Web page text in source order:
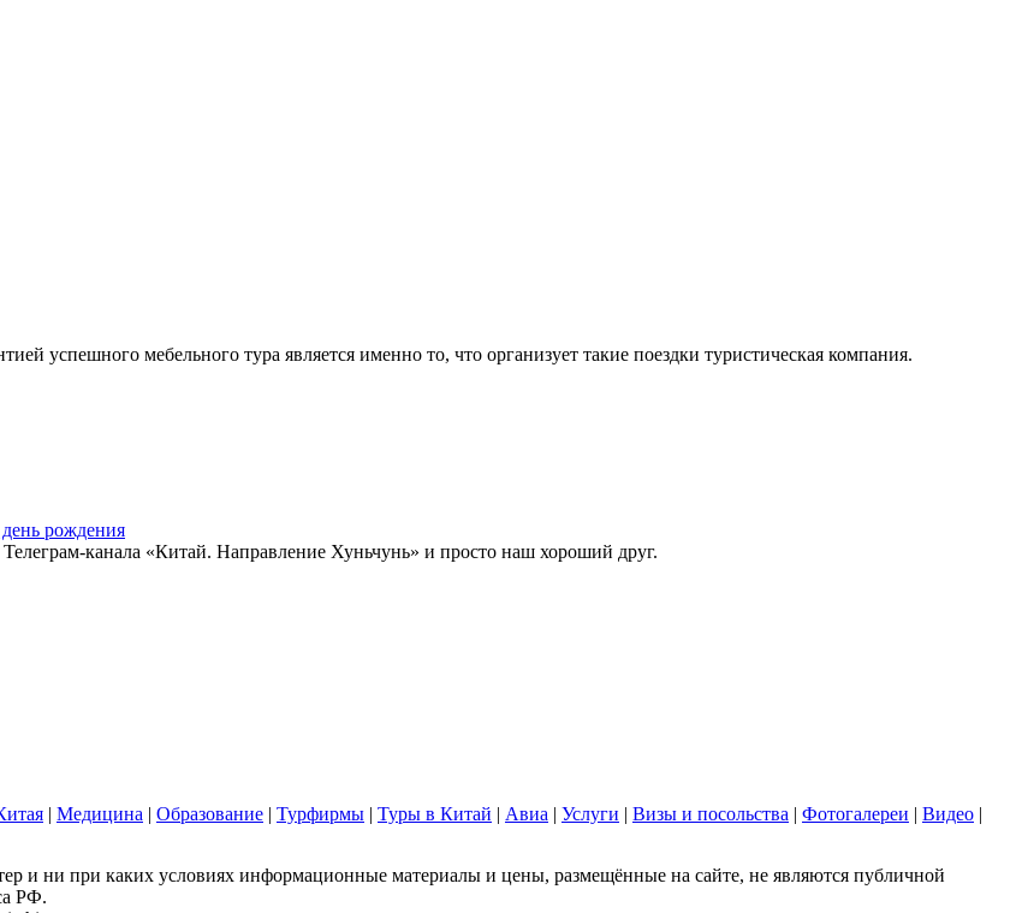
успешного мебельного тура является именно то, что организует такие поездки туристическая компания.
рождения
канала «Китай. Направление Хуньчунь» и просто наш хороший друг.
| Медицина | Образование | Турфирмы | Туры в Китай | Авиа | Услуги | Визы и посольства | Фотогалереи | Видео |
и ни при каких условиях информационные материалы и цены, размещённые на сайте, не являются публичной
РФ.